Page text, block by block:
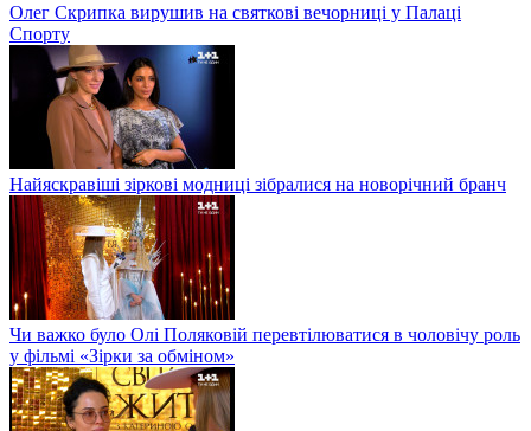
Олег Скрипка вирушив на святкові вечорниці у Палаці
Спорту
Найяскравіші зіркові модниці зібралися на новорічний бранч
Чи важко було Олі Поляковій перевтілюватися в чоловічу роль
у фільмі «Зірки за обміном»